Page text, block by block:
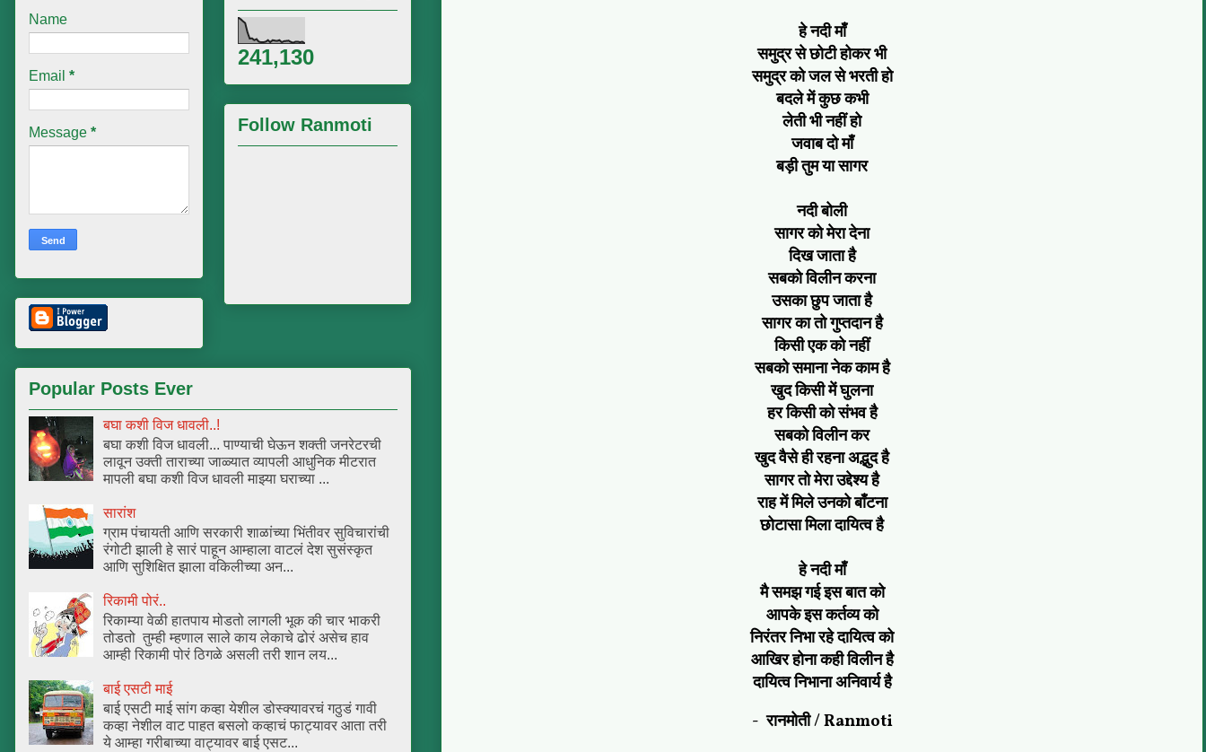
हे नदी माँ
समुद्र से छोटी होकर भी
समुद्र को जल से भरती हो
बदले में कुछ कभी
लेती भी नहीं हो
जवाब दो माँ
बड़ी तुम या सागर
नदी बोली
सागर को मेरा देना
दिख जाता है
सबको विलीन करना
उसका छुप जाता है
सागर का तो गुप्तदान है
किसी एक को नहीं
सबको समाना नेक काम है
खुद किसी में घुलना
हर किसी को संभव है
सबको विलीन कर
खुद वैसे ही रहना अद्भुद है
सागर तो मेरा उद्देश्य है
राह में मिले उनको बाँटना
छोटासा मिला दायित्व है
हे नदी माँ
मै समझ गई इस बात को
आपके इस कर्तव्य को
निरंतर निभा रहे दायित्व को
आखिर होना कही विलीन है
दायित्व निभाना अनिवार्य है
- रानमोती / Ranmoti
Name
Email *
Message *
241,130
Follow Ranmoti
Popular Posts Ever
बघा कशी विज धावली..!
बघा कशी विज धावली... पाण्याची घेऊन शक्ती जनरेटरची
लावून उक्ती ताराच्या जाळ्यात व्यापली आधुनिक मीटरात
मापली बघा कशी विज धावली माझ्या घराच्या ...
सारांश
ग्राम पंचायती आणि सरकारी शाळांच्या भिंतीवर सुविचारांची
रंगोटी झाली हे सारं पाहून आम्हाला वाटलं देश सुसंस्कृत
आणि सुशिक्षित झाला वकिलीच्या अन...
रिकामी पोरं..
रिकाम्या वेळी हातपाय मोडतो लागली भूक की चार भाकरी
तोडतो तुम्ही म्हणाल साले काय लेकाचे ढोरं असेच हाव
आम्ही रिकामी पोरं ठिगळे असली तरी शान लय...
बाई एसटी माई
बाई एसटी माई सांग कव्हा येशील डोस्क्यावरचं गठुडं गावी
कव्हा नेशील वाट पाहत बसलो कव्हाचं फाट्यावर आता तरी
ये आम्हा गरीबाच्या वाट्यावर बाई एसट...